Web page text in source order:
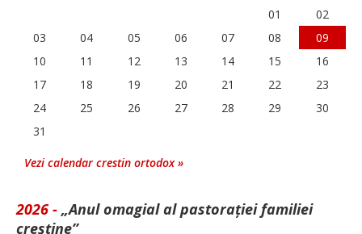
01
02
03
04 05 06 07 08
09
10
11 12 13 14 15
16
17
18 19 20 21 22
23
24
25 26 27 28 29
30
31
Vezi calendar crestin ortodox »
2026 - „Anul omagial al pastorației familiei
creștine”